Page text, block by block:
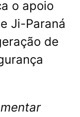
o apoio
Ji-Paraná
de